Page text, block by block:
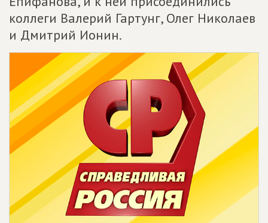
коллеги Валерий Гартунг, Олег Николаев
и Дмитрий Ионин.